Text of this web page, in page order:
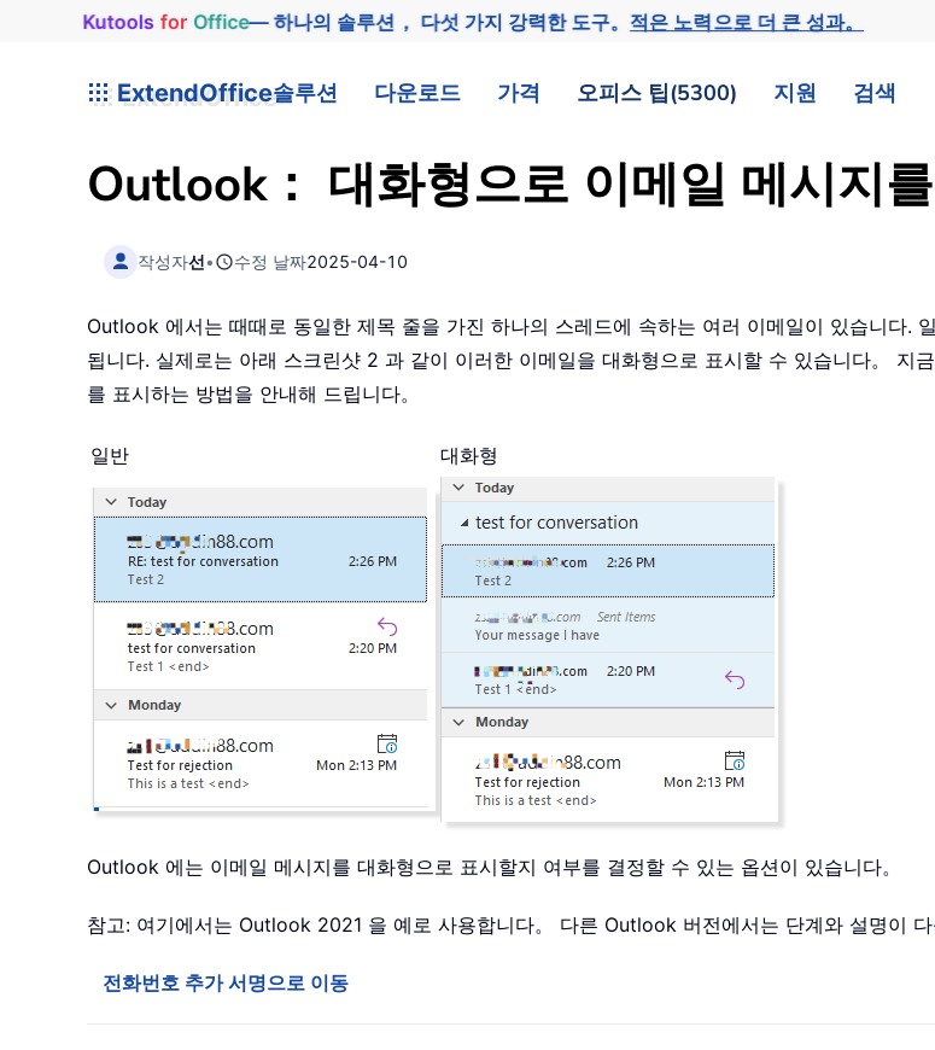
Kutools for Office— 하나의 솔루션， 다섯 가지 강력한 도구。적은 노력으로 더 큰 성과。
ExtendOffice솔루션 다운로드 가격 오피스 팁(5300) 지원 검색
Outlook： 대화형으로 이메일 메시지
작성자선• 수정 날짜2025-04-10
Outlook 에서는 때때로 동일한 제목 줄을 가진 하나의 스레드에 속하는 여러 이메일이 있습니다.
됩니다. 실제로는 아래 스크린샷 2 과 같이 이러한 이메일을 대화형으로 표시할 수 있습니다。 지
를 표시하는 방법을 안내해 드립니다。
일반 대화형
Outlook 에는 이메일 메시지를 대화형으로 표시할지 여부를 결정할 수 있는 옵션이 있습니다。
참고: 여기에서는 Outlook 2021 을 예로 사용합니다。 다른 Outlook 버전에서는 단계와 설명이 다
전화번호 추가 서명으로 이동